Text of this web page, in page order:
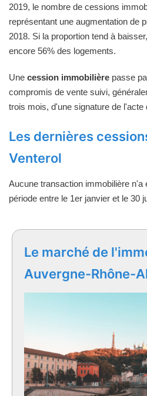
2019, le nombre de cessions
représentant une augmentation de
2018. Si la proportion tend à
encore 56% des logements.
Une cession immobilière passe
compromis de vente suivi,
trois mois, d'une signature de l'acte
Les dernières
Venterol
Aucune transaction immobilière n'a
période entre le 1er janvier et le 30
Le marché de
Auvergne-Rhône-